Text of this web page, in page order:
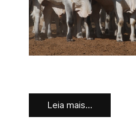
Leia mais...